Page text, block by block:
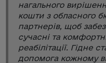
нагального
кошти з обласного
партнерів, щоб
сучасні та
реабілітації. Гідне
допомога кожному